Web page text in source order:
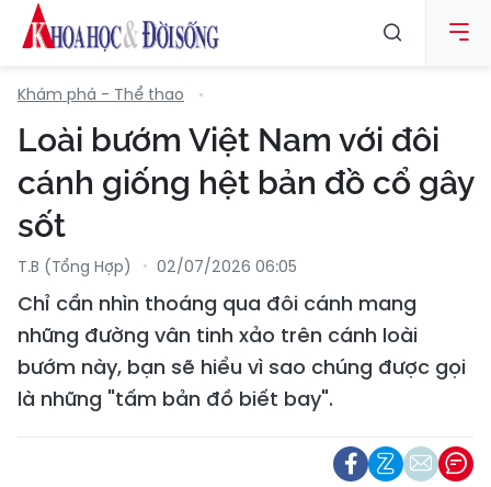
Khám phá - Thể thao
Loài bướm Việt Nam với đôi
cánh giống hệt bản đồ cổ gây
sốt
T.B (tổng Hợp) 02/07/2026 06:05
Chỉ cần nhìn thoáng qua đôi cánh mang
những đường vân tinh xảo trên cánh loài
bướm này, bạn sẽ hiểu vì sao chúng được gọi
là những "tấm bản đồ biết bay".